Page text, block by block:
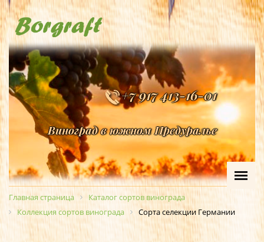
+7 917 413-16-01
Виноград в южном Предуралье
Главная страница
Каталог сортов винограда
Коллекция сортов винограда
Сорта селекции Германии